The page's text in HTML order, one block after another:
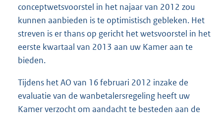
conceptwetsvoorstel in het najaar van 2012 zou
kunnen aanbieden is te optimistisch gebleken. Het
streven is er thans op gericht het wetsvoorstel in het
eerste kwartaal van 2013 aan uw Kamer aan te
bieden.
Tijdens het AO van 16 februari 2012 inzake de
evaluatie van de wanbetalersregeling heeft uw
Kamer verzocht om aandacht te besteden aan de